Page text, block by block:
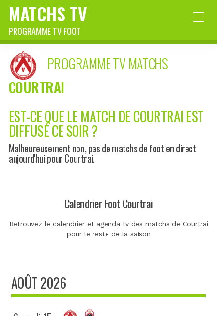
MATCHS TV
PROGRAMME TV FOOT
PROGRAMME TV MATCHS
COURTRAI
EST-CE QUE LE MATCH DE COURTRAI EST
DIFFUSÉ CE SOIR ?
Malheureusement non, pas de matchs de foot en direct
aujourd'hui pour Courtrai.
Calendrier Foot Courtrai
Retrouvez le calendrier et agenda tv des matchs de Courtrai
pour le reste de la saison
AOÛT 2026